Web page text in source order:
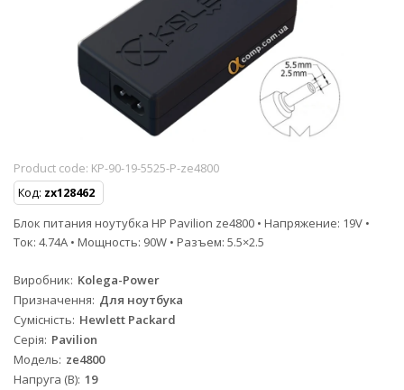
Product code: KP-90-19-5525-P-ze4800
Код: zx128462
Блок питания ноутубка HP Pavilion ze4800 • Напряжение: 19V •
Ток: 4.74A • Мощность: 90W • Разъем: 5.5×2.5
Виробник Kolega-Power
Призначення Для ноутбука
Сумісність Hewlett Packard
Серія Pavilion
Модель ze4800
Напруга (В) 19